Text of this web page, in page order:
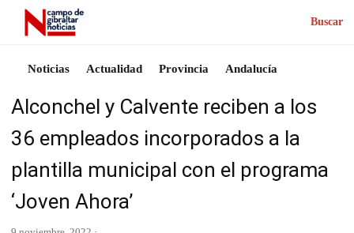
Buscar
Noticias Actualidad Provincia Andalucía
Alconchel y Calvente reciben a los
36 empleados incorporados a la
plantilla municipal con el programa
‘Joven Ahora’